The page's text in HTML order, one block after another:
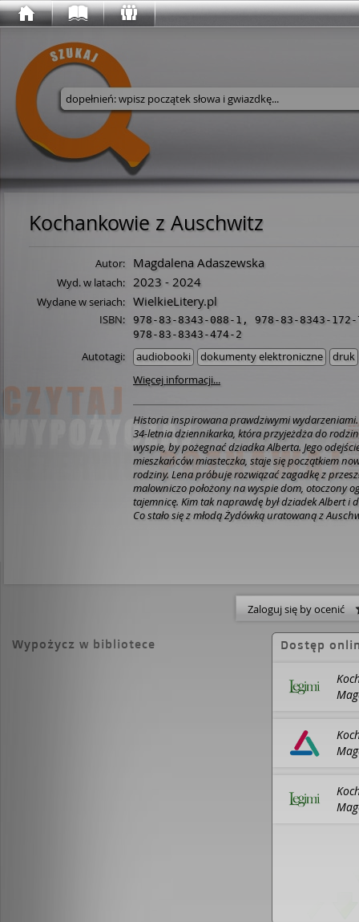
Wyszukaj w serwisie
Kochankowie z Auschwitz
Autor: Magdalena Adaszewska
Wyd. w latach: 2023 - 2024
Wydane w seriach: WielkieLitery.pl
ISBN: 978-83-8343-088-1 , 978-83-8343-172-
978-83-8343-474-2
Autotagi: audiobooki dokumenty elektroniczne
druk
Więcej informacji...
Historia inspirowana prawdziwymi wydarzeniami.
34-letnia dziennikarka, która przyjeżdża do
wyspie, by pożegnać dziadka Alberta. Jego
mieszkańców miasteczka, staje się początkiem
rodziny. Lena próbuje rozwiązać zagadkę z
malowniczo położony na wyspie dom, otoczony
tajemnicę. Kim tak naprawdę był dziadek Albert i
Co stało się z młodą Żydówką uratowaną z
Zaloguj się by ocenić
Wypożycz w bibliotece Dostęp